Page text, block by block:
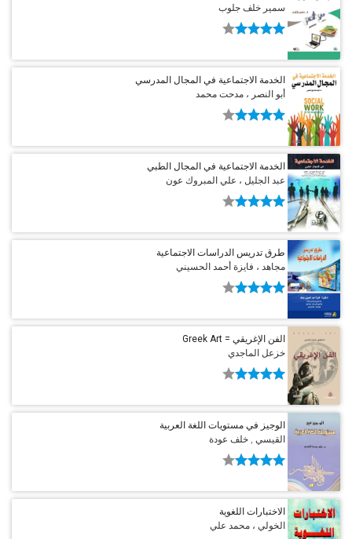
سمير خلف جلوب
الخدمة الاجتماعية في المجال المدرسي
أبو النصر ، مدحت محمد
الخدمة الاجتماعية في المجال الطبي
عبد الجليل ، علي المبروك عون
طرق تدريس الدراسات الاجتماعية
مجاهد ، فايزة أحمد الحسيني
الفن الإغريقي = Greek Art
خزعل الماجدي
الوجيز في مستويات اللغة العربية
القيسي , خلف عودة
الاختبارات اللغوية
الخولي ، محمد علي